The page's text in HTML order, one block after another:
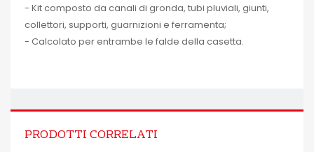
- Kit composto da canali di gronda, tubi pluviali, giunti,
collettori, supporti, guarnizioni e ferramenta;
- Calcolato per entrambe le falde della casetta.
PRODOTTI CORRELATI